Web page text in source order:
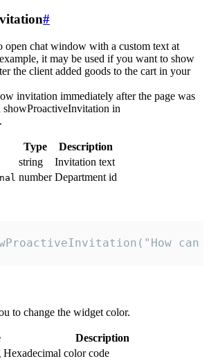
#
open chat window with a custom text at
it may be used if you want to show
the client added goods to the cart in your
invitation immediately after the page was
showProactiveInvitation in
Type
Description
string
Invitation text
number Department id
to change the widget color.
Description
Hexadecimal color code